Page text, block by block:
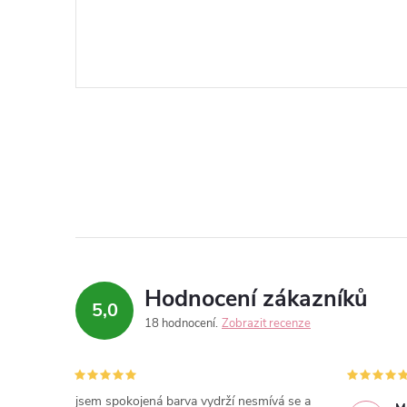
5,0 Hodnocení zákazníků
18 hodnocení Zobrazit recenze
jsem spokojená barva vydrží nesmívá se a